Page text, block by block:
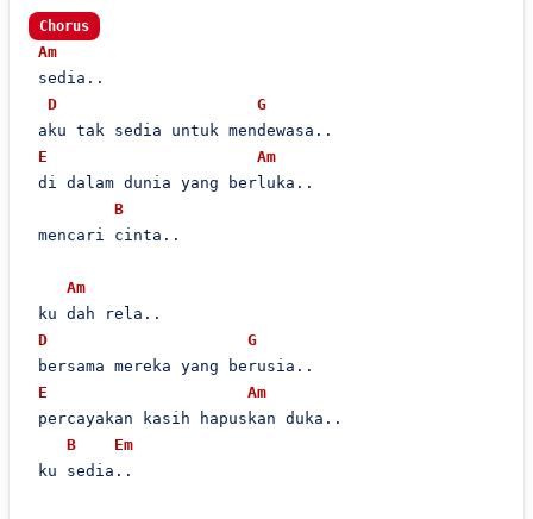
Chorus
Am
sedia..
D
G
aku tak sedia untuk mendewasa..
E
Am
di dalam dunia yang berluka..
B
mencari cinta..
Am
ku dah rela..
D
G
bersama mereka yang berusia..
E
Am
percayakan kasih hapuskan duka..
B
Em
ku sedia..